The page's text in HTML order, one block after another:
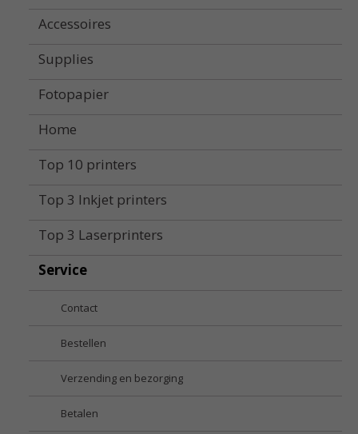
Accessoires
Supplies
Fotopapier
Home
Top 10 printers
Top 3 Inkjet printers
Top 3 Laserprinters
Service
Contact
Bestellen
Verzending en bezorging
Betalen